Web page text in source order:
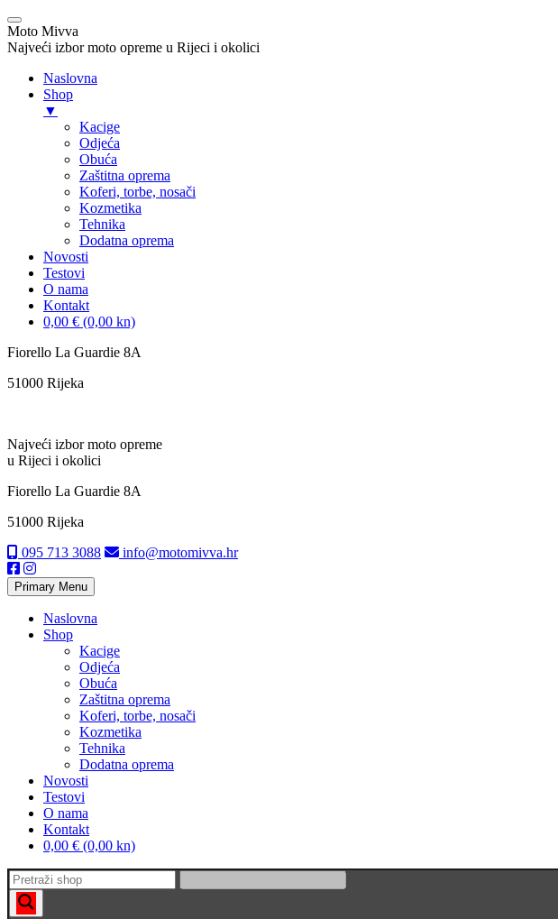
Moto Mivva
Najveći izbor moto opreme u Rijeci i okolici
Naslovna
Shop
▼
Kacige
Odjeća
Obuća
Zaštitna oprema
Koferi, torbe, nosači
Kozmetika
Tehnika
Dodatna oprema
Novosti
Testovi
O nama
Kontakt
0,00 € (0,00 kn)
Skip
content
Fiorello La Guardie 8A
51000 Rijeka
Najveći izbor moto opreme
u Rijeci i okolici
Fiorello La Guardie 8A
51000 Rijeka
095 713 3088
info@motomivva.hr
Primary Menu
Naslovna
Shop
Kacige
Odjeća
Obuća
Zaštitna oprema
Koferi, torbe, nosači
Kozmetika
Tehnika
Dodatna oprema
Novosti
Testovi
O nama
Kontakt
0,00 € (0,00 kn)